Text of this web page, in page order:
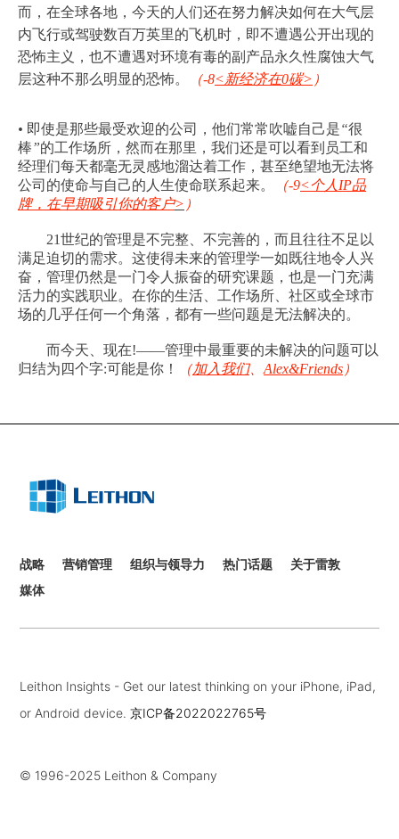
而，在全球各地，今天的人们还在努力解决如何在大气层
内飞行或驾驶数百万英里的飞机时，即不遭遇公开出现的
恐怖主义，也不遭遇对环境有毒的副产品永久性腐蚀大气
层这种不那么明显的恐怖。
（-8<新经济在0碳> ）
• 即使是那些最受欢迎的公司，他们常常吹嘘自己是“很
棒”的工作场所，然而在那里，我们还是可以看到员工和
经理们每天都毫无灵感地溜达着工作，甚至绝望地无法将
公司的使命与自己的人生使命联系起来。
（-9<个人 IP品
牌，在早期吸引你的客户> ）
21世纪的管理是不完整、不完善的，而且往往不足以
满足迫切的需求。这使得未来的管理学一如既往地令人兴
奋，管理仍然是一门令人振奋的研究课题，也是一门充满
活力的实践职业。在你的生活、工作场所、社区或全球市
场的几乎任何一个角落，都有一些问题是无法解决的。
而今天、现在!——管理中最重要的未解决的问题可以
归结为四个字:可能是你！ （加入我们、 Alex&Friends ）
战略 营销管理 组织与领导力 热门话题
关于雷敦
媒体
Leithon Insights - Get our latest thinking on your iPhone, iPad,
or Android device.京ICP备2022022765号
© 1996-2025 Leithon & Company